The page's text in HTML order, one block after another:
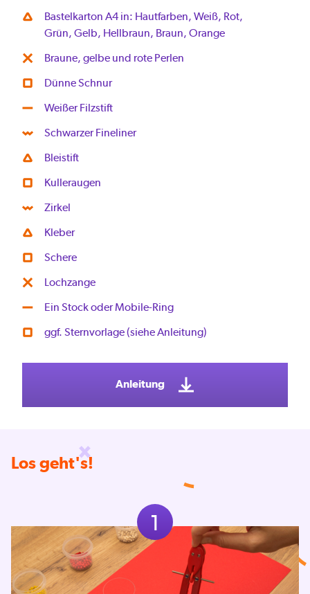
Bastelkarton A4 in: Hautfarben, Weiß, Rot,
Grün, Gelb, Hellbraun, Braun, Orange
Braune, gelbe und rote Perlen
Dünne Schnur
Weißer Filzstift
Schwarzer Fineliner
Bleistift
Kulleraugen
Zirkel
Kleber
Schere
Lochzange
Ein Stock oder Mobile-Ring
ggf. Sternvorlage (siehe Anleitung)
Anleitung
Los geht's!
1